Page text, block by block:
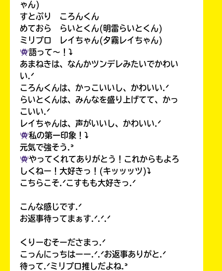
ゃん)
すとぷり ころんくん
めておら らいとくん(明雷らいとくん)
ミリプロ レイちゃん(夕霧レイちゃん)
語って〜！⤵︎
あまねきは、なんかツンデレみたいでかわい
い.ᐟ
ころんくんは、かっこいいし、かわいい.ᐟ
らいとくんは、みんなを盛り上げてて、かっ
こいい.ᐟ
レイちゃんは、声がいいし、かわいい.ᐟ
私の第一印象！⤵︎
元気で強そう.ᐣ
やってくれてありがとう！これからもよろ
しくねー！大好きっ！(キッッッツ)⤵︎
こちらこそ.ᐟこすもも大好きっ.ᐟ
こんな感じです.ᐟ
お返事待ってまぁす.ᐟ.ᐟ.ᐟ
くりーむそーださまっ.ᐟ
こっんにっちはーー.ᐟ.ᐟお返事ありがと.ᐟ
待って.ᐟミリプロ推しだよね.ᐣ